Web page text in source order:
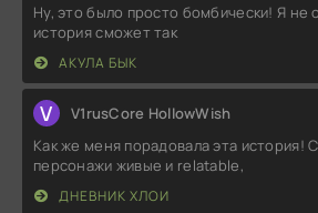
Ну, это было просто бомбически! Я не
история сможет так
АКУЛА БЫК
V V1rusCore HollowWish
Как же меня порадовала эта история!
персонажи живые и relatable,
ДНЕВНИК ХЛОИ